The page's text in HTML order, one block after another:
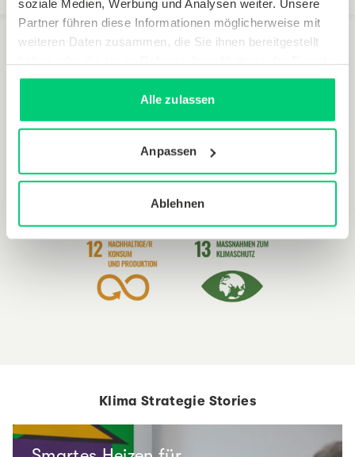
soziale Medien, Werbung und Analysen weiter. Unsere
Partner führen diese Informationen möglicherweise mit
weiteren Daten zusammen, die Sie ihnen bereitgestellt
gesammelt haben.
Alle zulassen
Anpassen
Ablehnen
Wir haben ausgewählte Entwicklungsziele der Vereinten
Klima Strategie Stories